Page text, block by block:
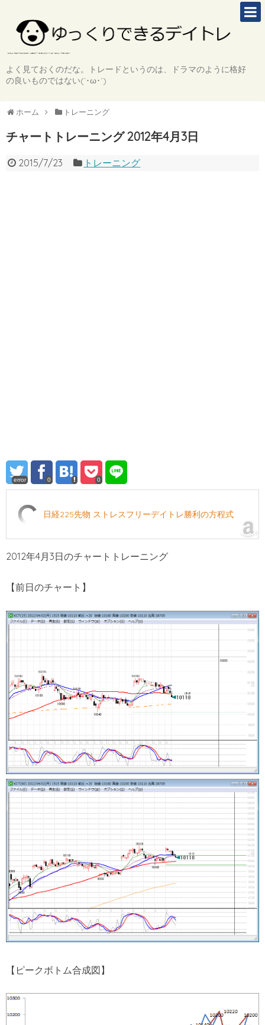
よく見ておくのだな。トレードというのは、ドラマのように格好
の良いものではない(`･ω･´)
ホーム トレーニング
チャートトレーニング 2012年4月3日
2015/7/23 トレーニング
error 0 0
日経225先物 ストレスフリーデイトレ勝利の方程式
2012年4月3日のチャートトレーニング
【前日のチャート】
【ピークボトム合成図】